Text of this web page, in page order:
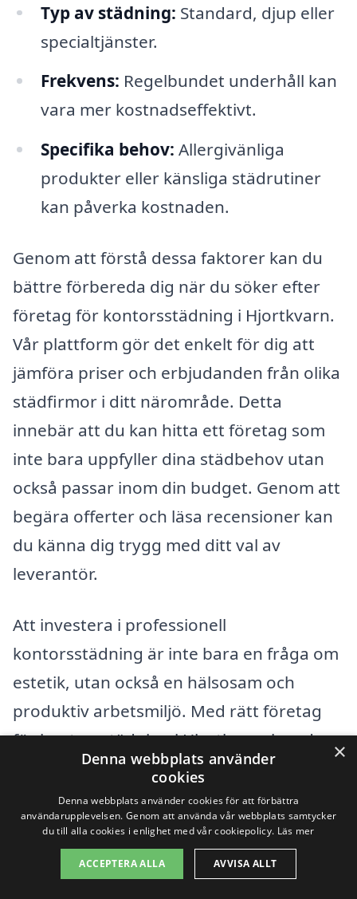
Typ av städning: Standard, djup eller
specialtjänster.
Frekvens: Regelbundet underhåll kan
vara mer kostnadseffektivt.
Specifika behov: Allergivänliga
produkter eller känsliga städrutiner
kan påverka kostnaden.
Genom att förstå dessa faktorer kan du
bättre förbereda dig när du söker efter
företag för kontorsstädning i Hjortkvarn.
Vår plattform gör det enkelt för dig att
jämföra priser och erbjudanden från olika
städfirmor i ditt närområde. Detta
innebär att du kan hitta ett företag som
inte bara uppfyller dina städbehov utan
också passar inom din budget. Genom att
begära offerter och läsa recensioner kan
du känna dig trygg med ditt val av
leverantör.
Att investera i professionell
kontorsstädning är inte bara en fråga om
estetik, utan också en hälsosam och
produktiv arbetsmiljö. Med rätt företag
för kontorsstädning i Hjortkvarn kan du
skapa en trevligare och mer produktiv
arbetsplats för alla anställda.
Få 3 erbjudanden, gratis och utan
förpliktelser
×
Denna webbplats använder
cookies
Denna webbplats använder cookies för att förbättra
användarupplevelsen. Genom att använda vår webbplats samtycker
du till alla cookies i enlighet med vår cookiepolicy. Läs mer
ACCEPTERA ALLA AVVISA ALLT